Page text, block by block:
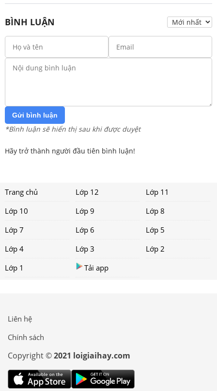
BÌNH LUẬN
Gửi bình luận
*Bình luận sẽ hiển thị sau khi được duyệt
Hãy trở thành người đầu tiên bình luận!
Trang chủ Lớp 12
Lớp 11
Lớp 10
Lớp 9
Lớp 8
Lớp 7
Lớp 6
Lớp 5
Lớp 4
Lớp 3
Lớp 2
Lớp 1
Tải app
Liên hệ
Chính sách
Copyright ©2021 loigiaihay.com